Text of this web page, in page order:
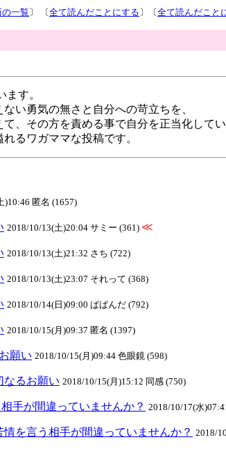
一覧 〕 〔全て読んだことにする 〕〔全て読んだこと
ます。
い勇気の無さと自分への苛立ちを、
、その方を責める事で自分を正当化してい
るワガママな投稿です。
)10:46 匿名 (1657)
2018/10/13(土)20:04 サミー (361) ≪
2018/10/13(土)21:32 さち (722)
2018/10/13(土)23:07 それって (368)
2018/10/14(日)09:00 ぱぱんだ (792)
2018/10/15(月)09:37 匿名 (1397)
願い 2018/10/15(月)09:44 色眼鏡 (598)
なるお願い 2018/10/15(月)15:12 同感 (750)
手が間違っていませんか？ 2018/10/17(水
情を言う相手が間違っていませんか？ 2018/